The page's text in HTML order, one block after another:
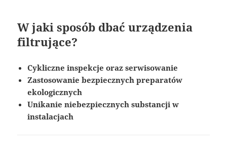
W jaki sposób dbać urządzenia
filtrujące?
Cykliczne inspekcje oraz serwisowanie
Zastosowanie bezpiecznych preparatów
ekologicznych
Unikanie niebezpiecznych substancji w
instalacjach